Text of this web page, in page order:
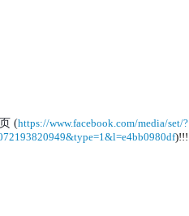
(https://www.facebook.com/media/set/?
)!!!